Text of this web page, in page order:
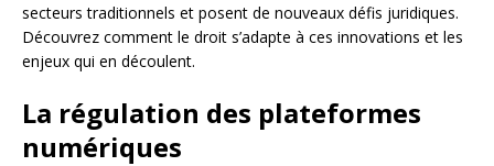
secteurs traditionnels et posent de nouveaux défis juridiques.
Découvrez comment le droit s’adapte à ces innovations et les
enjeux qui en découlent.
La régulation des plateformes
numériques